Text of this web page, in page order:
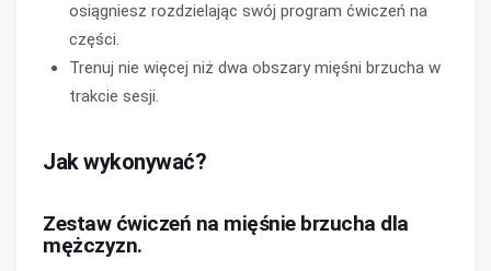
osiągniesz rozdzielając swój program ćwiczeń na
części.
Trenuj nie więcej niż dwa obszary mięśni brzucha w
trakcie sesji.
Jak wykonywać?
Zestaw ćwiczeń na mięśnie brzucha dla
mężczyzn.